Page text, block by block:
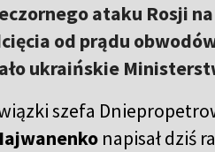
ataku Rosji
od prądu
ukraińskie
szefa
napisał dziś